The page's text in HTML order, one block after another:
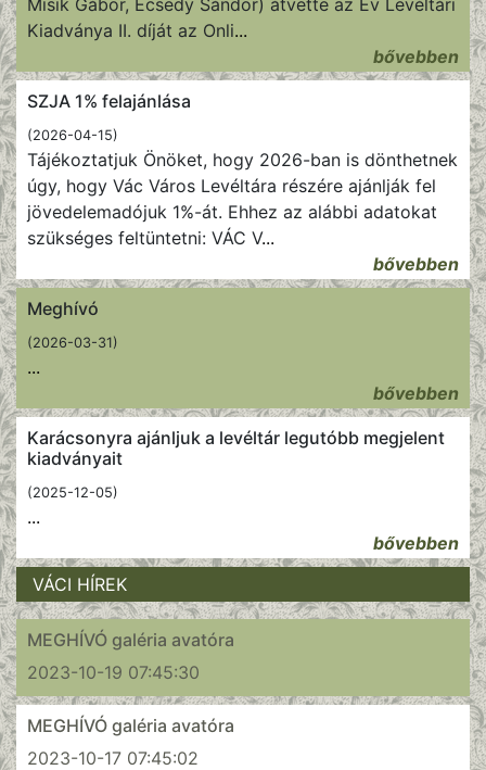
Kiadványa II. díját az Onli...
bővebben
SZJA 1% felajánlása
(2026-04-15)
Tájékoztatjuk Önöket, hogy 2026-ban is dönthetnek
úgy, hogy Vác Város Levéltára részére ajánlják fel
jövedelemadójuk 1%-át. Ehhez az alábbi adatokat
szükséges feltüntetni: VÁC V...
bővebben
Meghívó
(2026-03-31)
...
bővebben
Karácsonyra ajánljuk a levéltár legutóbb megjelent
kiadványait
(2025-12-05)
...
bővebben
VÁCI HÍREK
MEGHÍVÓ galéria avatóra
2023-10-19 07:45:30
MEGHÍVÓ galéria avatóra
2023-10-17 07:45:02